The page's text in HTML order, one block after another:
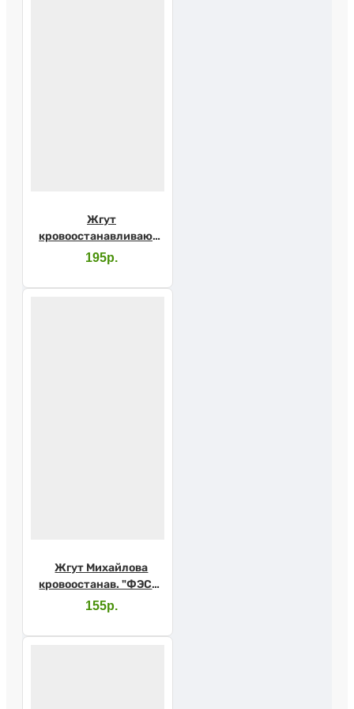
Жгут
кровоостанавливающий
резиновый типа
195р.
Жгут Михайлова
кровоостанав. "ФЭСТ"
однораз №4
155р.